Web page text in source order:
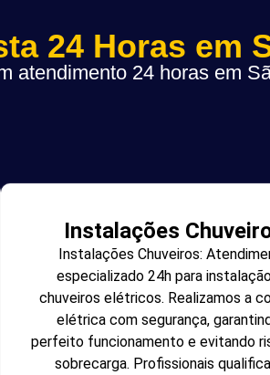
24 Horas em
atendimento 24 horas em
Instalações
Instalações Chuveiros:
especializado 24h para
chuveiros elétricos. Realizamos a
elétrica com segurança,
perfeito funcionamento e evitando
sobrecarga. Profissionais